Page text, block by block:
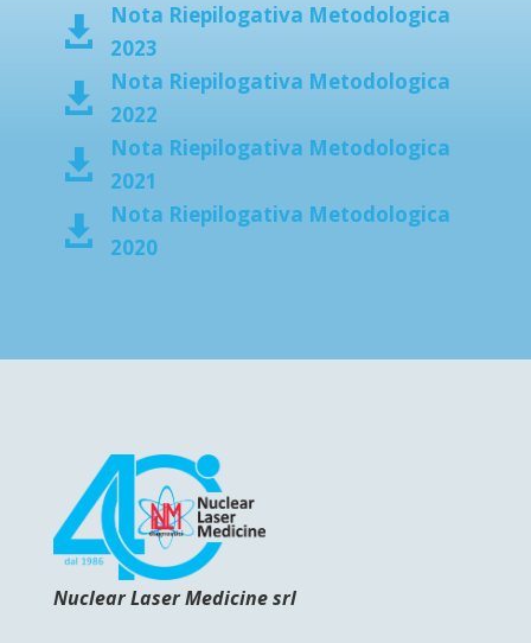

Nota Riepilogativa Metodologica
2023

Nota Riepilogativa Metodologica
2022

Nota Riepilogativa Metodologica
2021

Nota Riepilogativa Metodologica
2020
Nuclear Laser Medicine srl